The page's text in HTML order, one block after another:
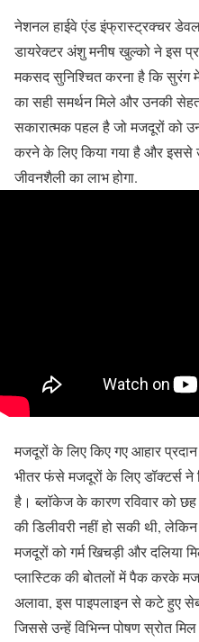
नेशनल हाईवे एंड इंफ्रास्ट्रक्चर
डायरेक्टर अंशु मनीष खुल्को ने इस
मकसद सुनिश्चित करना है कि
का सही समर्थन मिले और उनकी
सकारात्मक पहल है जो मजदूरों को
करने के लिए किया गया है और इससे
जीवनशैली का लाभ होगा.
मजदूरों के लिए किए गए आहार
भीतर फंसे मजदूरों के लिए डॉक्टर्स
है। ब्लॉकेज के कारण रविवार को
की डिलीवरी नहीं हो सकी थी,
मजदूरों को गर्म खिचड़ी और दलिया
प्लास्टिक की बोतलों में पैक करके
अलावा, इस पाइपलाइन से कटे हुए
जिससे उन्हें विभिन्न पोषण स्रोत